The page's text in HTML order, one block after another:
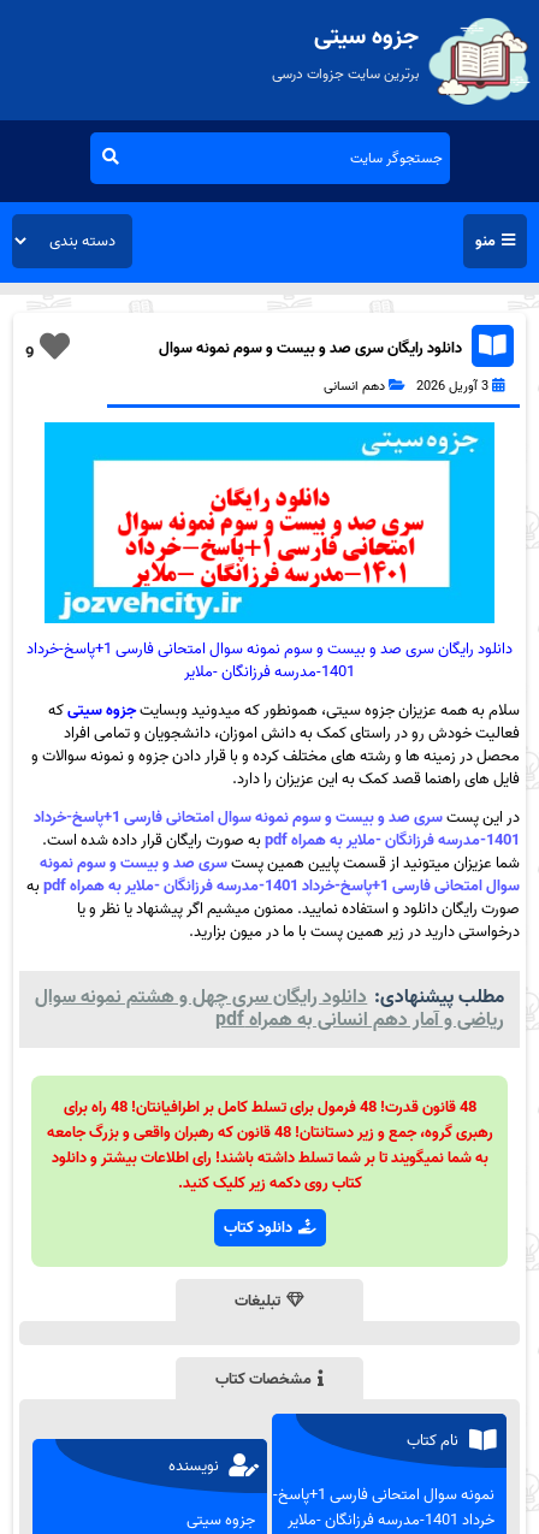
جزوه سیتی
برترین سایت جزوات درسی
منو
9
دانلود رایگان سری صد و بیست و سوم نمونه سوال
فارسی دهم انسانی به همراه pdf
3 آوریل 2026 دهم انسانی
دانلود رایگان سری صد و بیست و سوم نمونه سوال امتحانی فارسی 1+پاسخ-خرداد
1401-مدرسه فرزانگان -ملایر
سلام به همه عزیزان جزوه سیتی، همونطور که میدونید وبسایتجزوه سیتیکه
فعالیت خودش رو در راستای کمک به دانش اموزان، دانشجویان و تمامی افراد
محصل در زمینه ها و رشته های مختلف کرده و با قرار دادن جزوه و نمونه سوالات و
فایل های راهنما قصد کمک به این عزیزان را دارد.
در این پست
سری صد و بیست و سوم نمونه سوال امتحانی فارسی 1+پاسخ-خرداد
1401-مدرسه فرزانگان -ملایر به همراه pdf
به صورت رایگان قرار داده شده است.
شما عزیزان میتونید از قسمت پایین همین پستسری صد و بیست و سوم نمونه
سوال امتحانی فارسی 1+پاسخ-خرداد 1401-مدرسه فرزانگان -ملایر به همراه pdf
به
صورت رایگان دانلود و استفاده نمایید. ممنون میشیم اگر پیشنهاد یا نظر و یا
درخواستی دارید در زیر همین پست با ما در میون بزارید.
مطلب پیشنهادی: دانلود رایگان سری چهل و هشتم نمونه سوال
ریاضی و آمار دهم انسانی به همراه pdf
48 قانون قدرت! 48 فرمول برای تسلط کامل بر اطرافیانتان! 48 راه برای
رهبری گروه، جمع و زیر دستانتان! 48 قانون که رهبران واقعی و بزرگ جامعه
به شما نمیگویند تا بر شما تسلط داشته باشند! رای اطلاعات بیشتر و دانلود
کتاب روی دکمه زیر کلیک کنید.
دانلود کتاب
تبلیغات
مشخصات کتاب
نام کتاب
نمونه سوال امتحانی فارسی 1+پاسخ-
خرداد 1401-مدرسه فرزانگان -ملایر
نویسنده
جزوه سیتی